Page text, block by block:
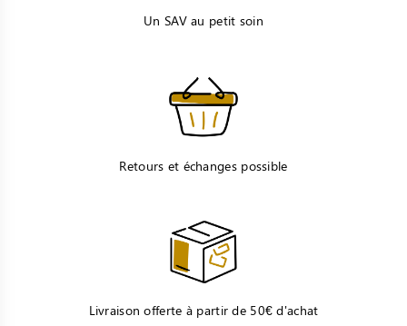
Un SAV au petit soin
Retours et échanges possible
Livraison offerte à partir de 50€ d'achat